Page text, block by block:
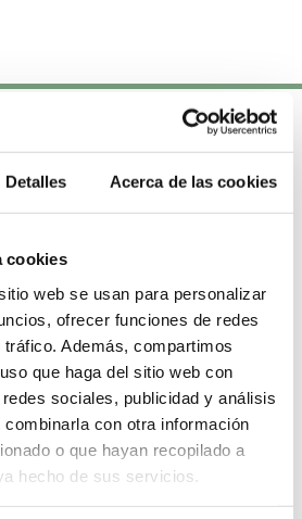
Detalles Acerca de las cookies
cookies
web se usan para personalizar
ofrecer funciones de redes
Además, compartimos
que haga del sitio web con
sociales, publicidad y análisis
con otra información
o que hayan recopilado a
hecho de sus servicios.
EN
DESAFÍOS Y
DE DOSIFICACIÓN